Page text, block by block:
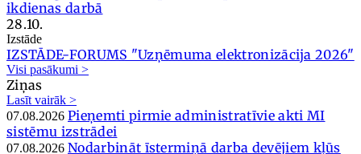
ikdienas darbā
28.10.
Izstāde
IZSTĀDE-FORUMS "Uzņēmuma elektronizācija 2026"
Visi pasākumi >
Ziņas
Lasīt vairāk >
07.08.2026 Pieņemti pirmie administratīvie akti MI
sistēmu izstrādei
07.08.2026 Nodarbināt īstermiņā darba devējiem kļūs